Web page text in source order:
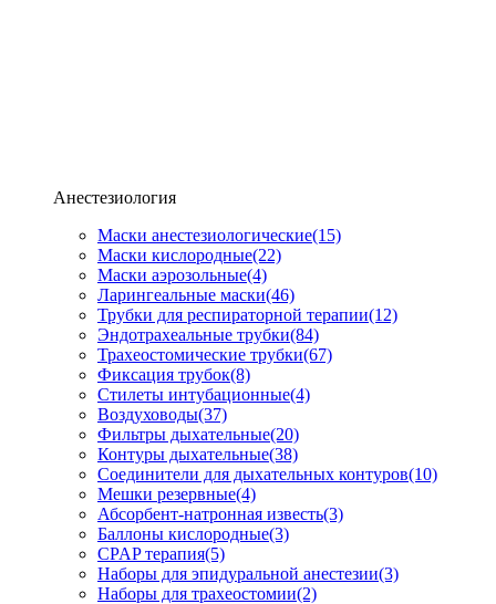
Анестезиология
Маски анестезиологические(15)
Маски кислородные(22)
Маски аэрозольные(4)
Ларингеальные маски(46)
Трубки для респираторной терапии(12)
Эндотрахеальные трубки(84)
Трахеостомические трубки(67)
Фиксация трубок(8)
Стилеты интубационные(4)
Воздуховоды(37)
Фильтры дыхательные(20)
Контуры дыхательные(38)
Соединители для дыхательных контуров(10)
Мешки резервные(4)
Абсорбент-натронная известь(3)
Баллоны кислородные(3)
CPAP терапия(5)
Наборы для эпидуральной анестезии(3)
Наборы для трахеостомии(2)